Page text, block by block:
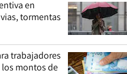
en
tormentas
trabajadores
los montos de